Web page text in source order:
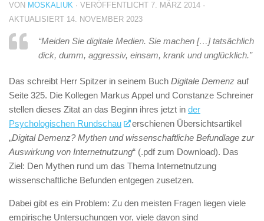
VON MOSKALIUK · VERÖFFENTLICHT 7. MÄRZ 2014 ·
AKTUALISIERT 14. NOVEMBER 2023
“Meiden Sie digitale Medien. Sie machen […] tatsächlich
dick, dumm, aggressiv, einsam, krank und unglücklich.”
Das schreibt Herr Spitzer in seinem Buch Digitale Demenz auf
Seite 325. Die Kollegen Markus Appel und Constanze Schreiner
stellen dieses Zitat an das Beginn ihres jetzt in der
Psychologischen Rundschau
erschienen Übersichtsartikel
„Digital Demenz? Mythen und wissenschaftliche Befundlage zur
Auswirkung von Internetnutzung“ (.pdf zum Download). Das
Ziel: Den Mythen rund um das Thema Internetnutzung
wissenschaftliche Befunden entgegen zusetzen.
Dabei gibt es ein Problem: Zu den meisten Fragen liegen viele
empirische Untersuchungen vor, viele davon sind